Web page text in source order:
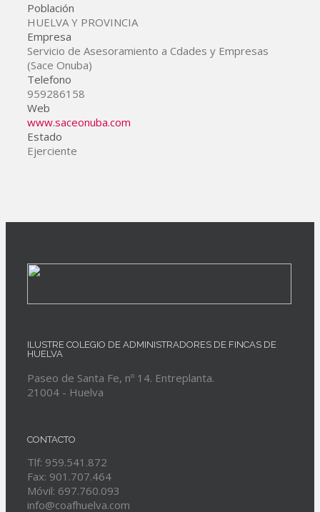
Población
HUELVA Y PROVINCIA
Empresa
Servicio de Asesoramiento a Cdades y Empresas
(Sace Onuba)
Telefono
959286158
Web
www.saceonuba.com
Estado
Ejerciente
ILUSTRE COLEGIO DE ADMINISTRADORES DE FINCAS DE
HUELVA
Paseo de Santa Fe, nº 14. Entreplanta.
21004 - Huelva
CONTACTO
Tlf: 959.541.872
Fax: 901.707.464
Móvil: 697.760.093
info@coafhuelva.com